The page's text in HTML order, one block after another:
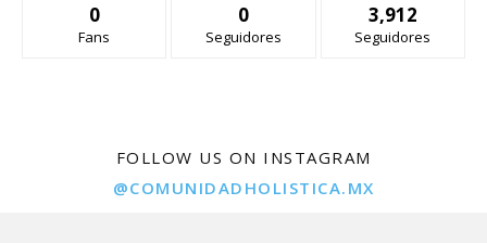
0
Fans
0
Seguidores
3,912
Seguidores
FOLLOW US ON INSTAGRAM
@COMUNIDADHOLISTICA.MX